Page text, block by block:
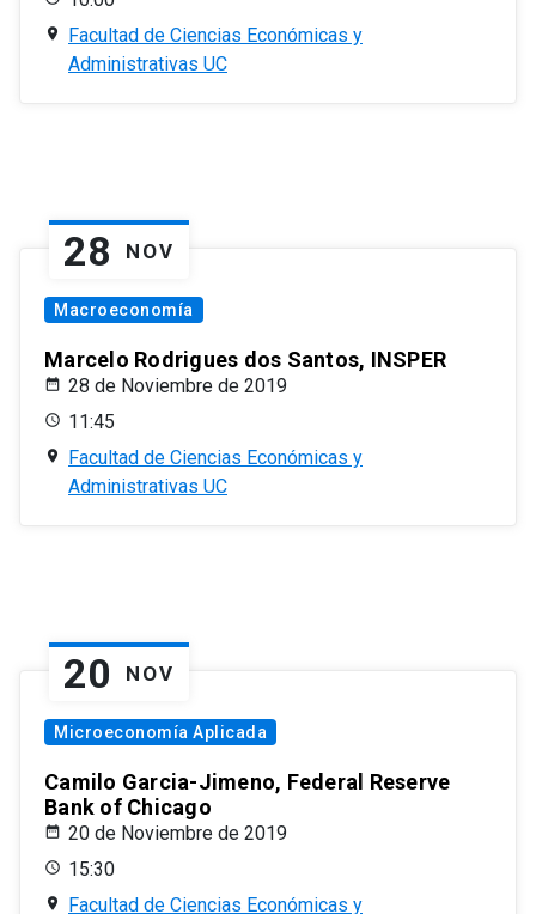
Facultad de Ciencias Económicas y
Administrativas UC
28 NOV
Macroeconomía
Marcelo Rodrigues dos Santos, INSPER
28 de Noviembre de 2019
11:45
Facultad de Ciencias Económicas y
Administrativas UC
20 NOV
Microeconomía Aplicada
Camilo Garcia-Jimeno, Federal Reserve
Bank of Chicago
20 de Noviembre de 2019
15:30
Facultad de Ciencias Económicas y